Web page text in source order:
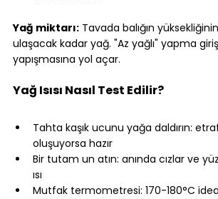
Yağ miktarı: Tavada balığın yüksekliğinin
ulaşacak kadar yağ. "Az yağlı" yapma
yapışmasına yol açar.
Yağ Isısı Nasıl Test Edilir?
Tahta kaşık ucunu yağa daldırın:
oluşuyorsa hazır
Bir tutam un atın: anında cızlar ve
ısı
Mutfak termometresi: 170-180°C